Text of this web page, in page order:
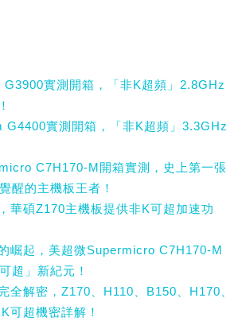
實測開箱，「非K超頻」2.8GHz
G4400實測開箱，「非K超頻」3.3GHz
C7H170-M開箱實測，史上第一張
醒的主機板王者！
華碩Z170主機板提供非K可超加速功
崛起，美超微Supermicro C7H170-M
超」新紀元！
全解密，Z170、H110、B150、H170、
可超機密詳解！